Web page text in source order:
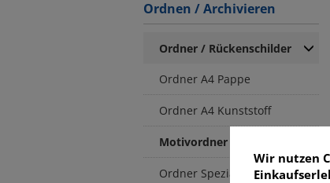
Ordnen / Archivieren
Ordner / Rückenschilder
Ordner A4 Pappe
Ordner A4 Kunststoff
Motivordner
Ordner Spezialformate
Wir nutzen